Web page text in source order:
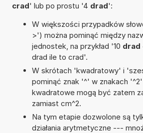
crad' lub po prostu '4 drad':
W większości przypadków
>') można pominąć między
jednostek, na przykład '10 drad
drad ile to crad'.
W skrótach 'kwadratowy' i
pominąć znak '^' w znakach
kwadratowe mogą być zatem
zamiast cm^2.
Na tym etapie dozwolone są
działania arytmetyczne ---